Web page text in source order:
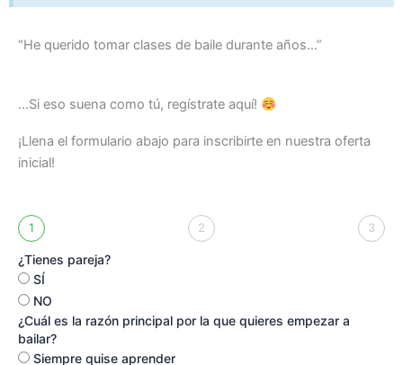
“He querido tomar clases de baile durante años…”
...Si eso suena como tú, regístrate aquí!
¡Llena el formulario abajo para inscribirte en nuestra oferta
inicial!
1 2 3
¿Tienes pareja?
SÍ
NO
¿Cuál es la razón principal por la que quieres empezar a
bailar?
Siempre quise aprender